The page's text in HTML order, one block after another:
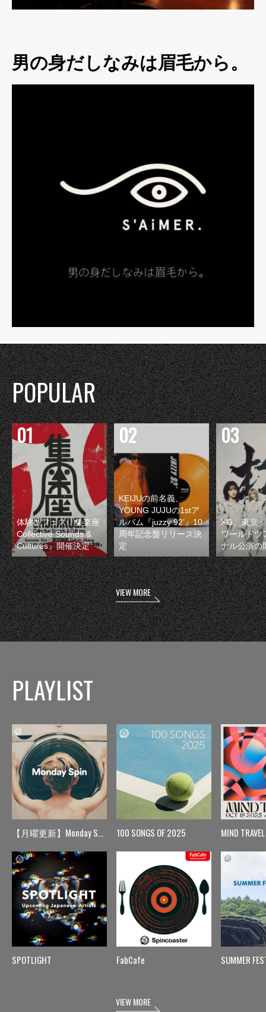
男の身だしなみは眉毛から。
POPULAR
体験型フェス『集楽座
Collective Sounds &
Cultures』開催決定
KEIJUの前名義、
YOUNG JUJUの1stア
ルバム『juzzy 92’』10
周年記念盤リリース決
定
XG、東京
ワールドツ
ナル公演の
VIEW MORE
PLAYLIST
【月曜更新】Monday Spin
SPOTLIGHT
100 SONGS OF 2025
FabCafe
MIND TRAVEL
SUMMER
VIEW MORE